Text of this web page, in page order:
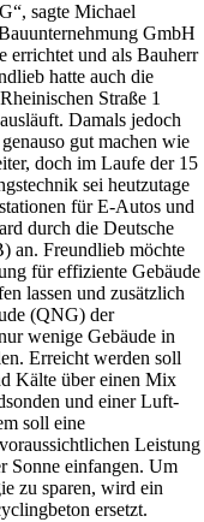
sagte Michael
GmbH
errichtet und als Bauherr
hatte auch die
Straße 1
Damals jedoch
gut machen wie
doch im Laufe der 15
sei heutzutage
für E-Autos und
durch die Deutsche
an. Freundlieb möchte
für effiziente Gebäude
lassen und zusätzlich
(QNG) der
wenige Gebäude in
Erreicht werden soll
Kälte über einen Mix
und einer Luft-
soll eine
Leistung
Sonne einfangen. Um
zu sparen, wird ein
ersetzt.